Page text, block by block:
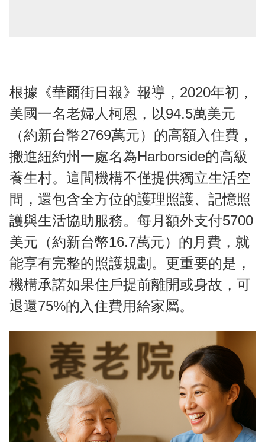
根據《華爾街日報》報導，2020年初，
美國一名老婦人柯恩，以94.5萬美元
（約新台幣2769萬元）的高額入住費，
搬進紐約州一處名為Harborside的高級
養生村。這間機構不僅提供獨立生活空
間，還包含全方位的護理照護、記憶照
護與生活協助服務。每月額外支付5700
美元（約新台幣16.7萬元）的月費，就
能享有完整的照護規劃。更重要的是，
機構承諾如果住戶提前離開或身故，可
退還75%的入住費用給家屬。